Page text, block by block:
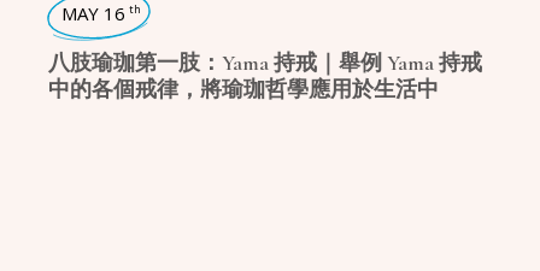
MAY 16 th
八肢瑜珈第一肢：Yama 持戒｜舉例 Yama 持戒
中的各個戒律，將瑜珈哲學應用於生活中